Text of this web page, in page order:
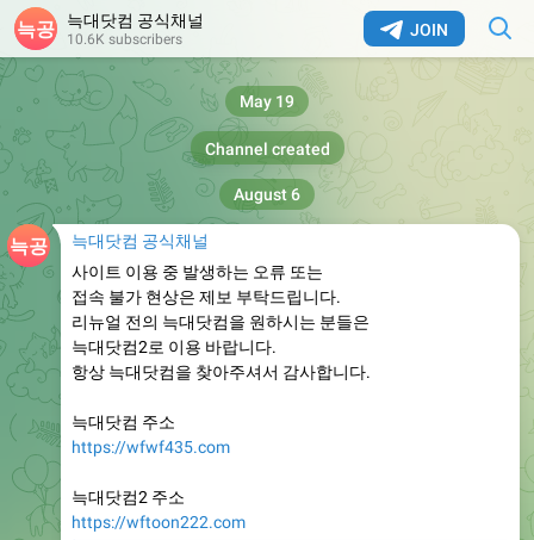
JOIN
늑대닷컴 공식채널
10.6K subscribers
Channel created
May 19
늑대닷컴 공식채널
사이트 이용 중 발생하는 오류 또는
접속 불가 현상은 제보 부탁드립니다.
리뉴얼 전의 늑대닷컴을 원하시는 분들은
늑대닷컴2로 이용 바랍니다.
항상 늑대닷컴을 찾아주셔서 감사합니다.
늑대닷컴 주소
https://wfwf435.com
늑대닷컴2 주소
https://wftoon222.com
August 6